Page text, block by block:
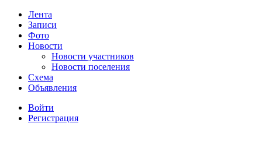
Лента
Записи
Фото
Новости
Новости участников
Новости поселения
Схема
Объявления
Войти
Регистрация